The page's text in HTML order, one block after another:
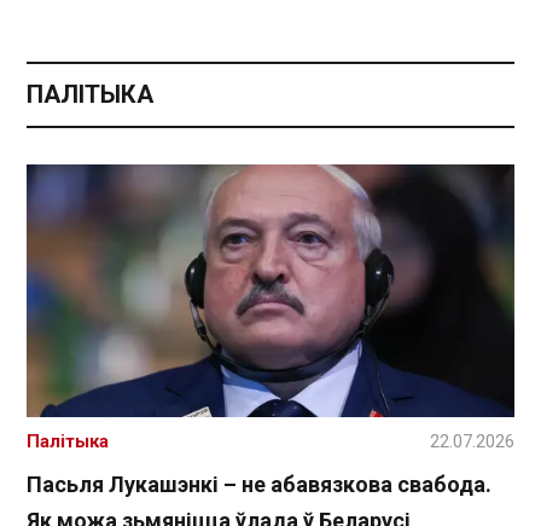
ПАЛІТЫКА
Пасьля Лукашэнкі – не абавязкова свабода.
Як можа зьмяніцца ўлада ў Беларусі
Палітыка 22.07.2026